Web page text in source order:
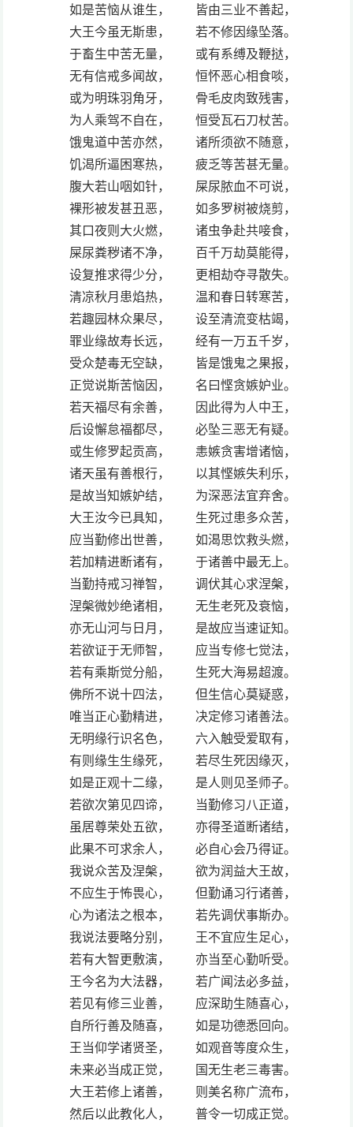
如是苦恼从谁生， 皆由三业不善起，
大王今虽无斯患， 若不修因缘坠落。
于畜生中苦无量， 或有系缚及鞭挞，
无有信戒多闻故， 恒怀恶心相食啖，
或为明珠羽角牙， 骨毛皮肉致残害，
为人乘驾不自在， 恒受瓦石刀杖苦。
饿鬼道中苦亦然， 诸所须欲不随意，
饥渴所逼困寒热， 疲乏等苦甚无量。
腹大若山咽如针， 屎尿脓血不可说，
裸形被发甚丑恶， 如多罗树被烧剪，
其口夜则大火燃， 诸虫争赴共唼食，
屎尿粪秽诸不净， 百千万劫莫能得，
设复推求得少分， 更相劫夺寻散失。
清凉秋月患焰热， 温和春日转寒苦，
若趣园林众果尽， 设至清流变枯竭，
罪业缘故寿长远， 经有一万五千岁，
受众楚毒无空缺， 皆是饿鬼之果报，
正觉说斯苦恼因， 名曰悭贪嫉妒业。
若天福尽有余善， 因此得为人中王，
后设懈怠福都尽， 必坠三恶无有疑。
或生修罗起贡高， 恚嫉贪害增诸恼，
诸天虽有善根行， 以其悭嫉失利乐，
是故当知嫉妒结， 为深恶法宜弃舍。
大王汝今已具知， 生死过患多众苦，
应当勤修出世善， 如渴思饮救头燃，
若加精进断诸有， 于诸善中最无上。
当勤持戒习禅智， 调伏其心求涅槃，
涅槃微妙绝诸相， 无生老死及衰恼，
亦无山河与日月， 是故应当速证知。
若欲证于无师智， 应当专修七觉法，
若有乘斯觉分船， 生死大海易超渡。
佛所不说十四法， 但生信心莫疑惑，
唯当正心勤精进， 决定修习诸善法。
无明缘行识名色， 六入触受爱取有，
有则缘生生缘死， 若尽生死因缘灭，
如是正观十二缘， 是人则见圣师子。
若欲次第见四谛， 当勤修习八正道，
虽居尊荣处五欲， 亦得圣道断诸结，
此果不可求余人， 必自心会乃得证。
我说众苦及涅槃， 欲为润益大王故，
不应生于怖畏心， 但勤诵习行诸善，
心为诸法之根本， 若先调伏事斯办。
我说法要略分别， 王不宜应生足心，
若有大智更敷演， 亦当至心勤听受。
王今名为大法器， 若广闻法必多益，
若见有修三业善， 应深助生随喜心，
自所行善及随喜， 如是功德悉回向。
王当仰学诸贤圣， 如观音等度众生，
未来必当成正觉， 国无生老三毒害。
大王若修上诸善， 则美名称广流布，
然后以此教化人， 普令一切成正觉。